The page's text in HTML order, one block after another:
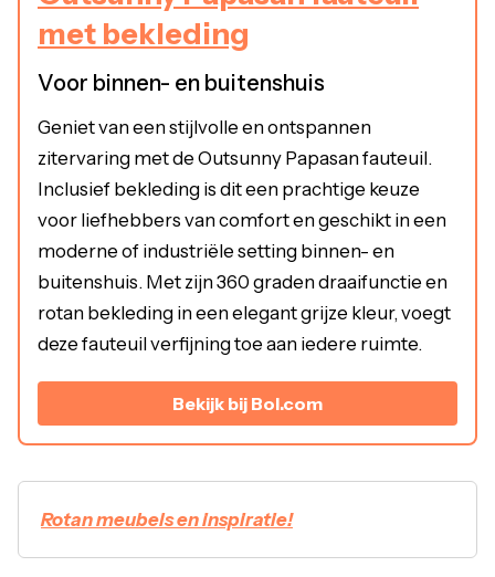
met bekleding
Voor binnen- en buitenshuis
Geniet van een stijlvolle en ontspannen
zitervaring met de Outsunny Papasan fauteuil.
Inclusief bekleding is dit een prachtige keuze
voor liefhebbers van comfort en geschikt in een
moderne of industriële setting binnen- en
buitenshuis. Met zijn 360 graden draaifunctie en
rotan bekleding in een elegant grijze kleur, voegt
deze fauteuil verfijning toe aan iedere ruimte.
Bekijk bij Bol.com
Rotan meubels en inspiratie!